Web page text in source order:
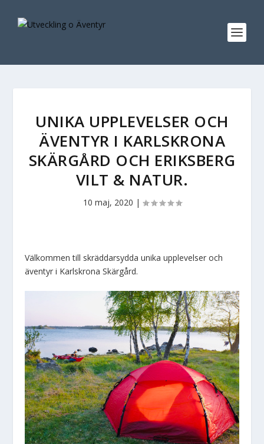
UNIKA UPPLEVELSER OCH
ÄVENTYR I KARLSKRONA
SKÄRGÅRD OCH ERIKSBERG
VILT & NATUR.
10 maj, 2020 |
Välkommen till skräddarsydda unika upplevelser och
äventyr i Karlskrona Skärgård.